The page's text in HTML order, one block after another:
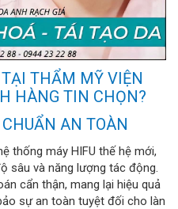
THẨM MỸ VIỆN
HÀNG TIN CHỌN?
AN TOÀN
thống máy HIFU thế hệ mới,
sâu và năng lượng tác động.
cẩn thận, mang lại hiệu quả
sự an toàn tuyệt đối cho làn